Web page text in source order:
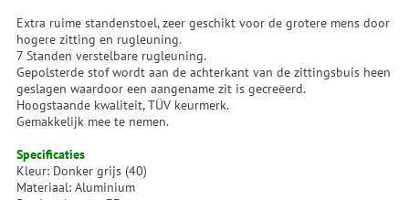
Extra ruime standenstoel, zeer geschikt voor de grotere mens door
hogere zitting en rugleuning.
7 Standen verstelbare rugleuning.
Gepolsterde stof wordt aan de achterkant van de zittingsbuis heen
geslagen waardoor een aangename zit is gecreëerd.
Hoogstaande kwaliteit, TÜV keurmerk.
Gemakkelijk mee te nemen.
Specificaties
Kleur: Donker grijs (40)
Materiaal: Aluminium